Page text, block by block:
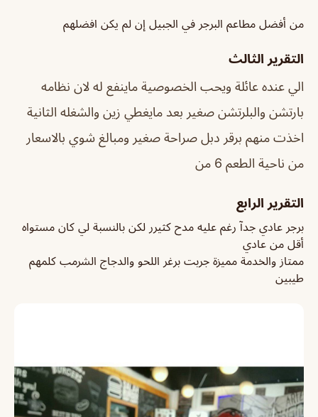
من أفضل مطاعم البرجر في الجبيل إن لم يكن افضلهم
التقرير الثالث
الي عنده عائلة ويحب الخصوصية ماينفع له لان نظامه
بارتشن والبلرتشن صغير بعد مايغطي زين والشغله الثانية
اخذت منهم برقر دبل صراحة صغير ومبالغ شوي بالاسعار
من ناحية الطعم 6 من
التقرير الرابع
برجر عادي جدآ رغم عليه مدح كثيرر لكن بالنسبة لي كان مستواه
أقل من عادي
ممتاز والخدمة مميزة جربت برغر اللحو والدجاج الشرمب كلمهم
طيبين